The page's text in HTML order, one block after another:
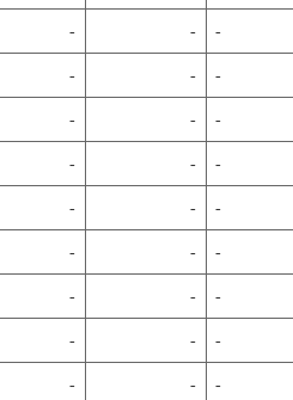
- - -
- - -
- - -
- - -
- - -
- - -
- - -
- - -
- - -